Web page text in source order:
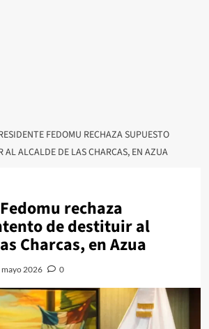
FEDOMU RECHAZA SUPUESTO
ALCALDE DE LAS CHARCAS, EN AZUA
rechaza
de destituir al
Charcas, en Azua
mayo 2026 0